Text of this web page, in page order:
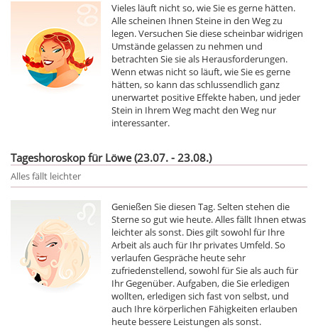
Vieles läuft nicht so, wie Sie es gerne hätten.
Alle scheinen Ihnen Steine in den Weg zu
legen. Versuchen Sie diese scheinbar widrigen
Umstände gelassen zu nehmen und
betrachten Sie sie als Herausforderungen.
Wenn etwas nicht so läuft, wie Sie es gerne
hätten, so kann das schlussendlich ganz
unerwartet positive Effekte haben, und jeder
Stein in Ihrem Weg macht den Weg nur
interessanter.
Tageshoroskop für Löwe (23.07. - 23.08.)
Alles fällt leichter
Genießen Sie diesen Tag. Selten stehen die
Sterne so gut wie heute. Alles fällt Ihnen etwas
leichter als sonst. Dies gilt sowohl für Ihre
Arbeit als auch für Ihr privates Umfeld. So
verlaufen Gespräche heute sehr
zufriedenstellend, sowohl für Sie als auch für
Ihr Gegenüber. Aufgaben, die Sie erledigen
wollten, erledigen sich fast von selbst, und
auch Ihre körperlichen Fähigkeiten erlauben
heute bessere Leistungen als sonst.